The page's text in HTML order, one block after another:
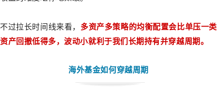
不过拉长时间线来看， 多资产多策略的均衡配置会比单压一类
资产回撤低得多，波动小就利于我们长期持有并穿越周期。
海外基金如何穿越周期